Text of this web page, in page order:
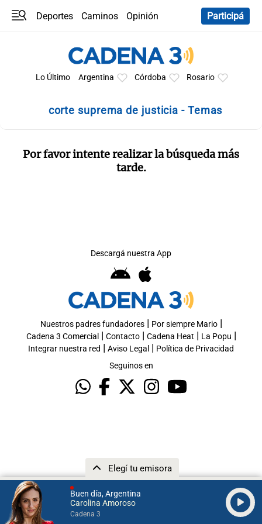
Buen día, Argentina
Carolina Amoroso
Cadena 3
Elegí tu emisora
Deportes Caminos
Opinión
Participá
Lo Último Argentina Córdoba Rosario
corte suprema de justicia - Temas
Por favor intente realizar la búsqueda más
tarde.
Descargá nuestra App
Nuestros padres fundadores| Por siempre Mario|
Cadena 3 Comercial | Contacto| Cadena Heat | La Popu |
Integrar nuestra red | Aviso Legal | Política de Privacidad
Seguinos en